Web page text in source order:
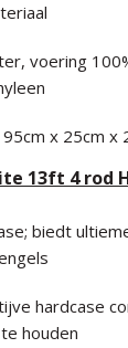
voering
x 25cm x
13ft 4 rod
biedt
hardcase
houden